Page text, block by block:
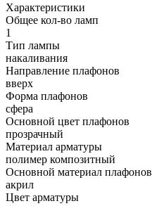
Характеристики
Общее кол-во ламп
1
Тип лампы
накаливания
Направление плафонов
вверх
Форма плафонов
сфера
Основной цвет плафонов
прозрачный
Материал арматуры
полимер композитный
Основной материал плафонов
акрил
Цвет арматуры